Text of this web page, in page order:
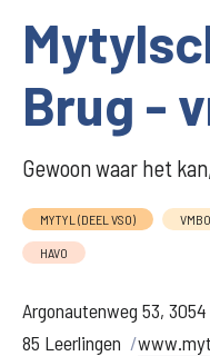
Brug -
Gewoon waar het
MYTYL (DEEL VSO)
HAVO
Argonautenweg 53,
85 Leerlingen